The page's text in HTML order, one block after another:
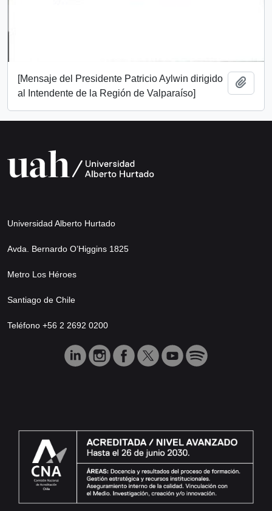
[Mensaje del Presidente Patricio Aylwin dirigido
al Intendente de la Región de Valparaíso]
Universidad Alberto Hurtado
Avda. Bernardo O’Higgins 1825
Metro Los Héroes
Santiago de Chile
Teléfono +56 2 2692 0200